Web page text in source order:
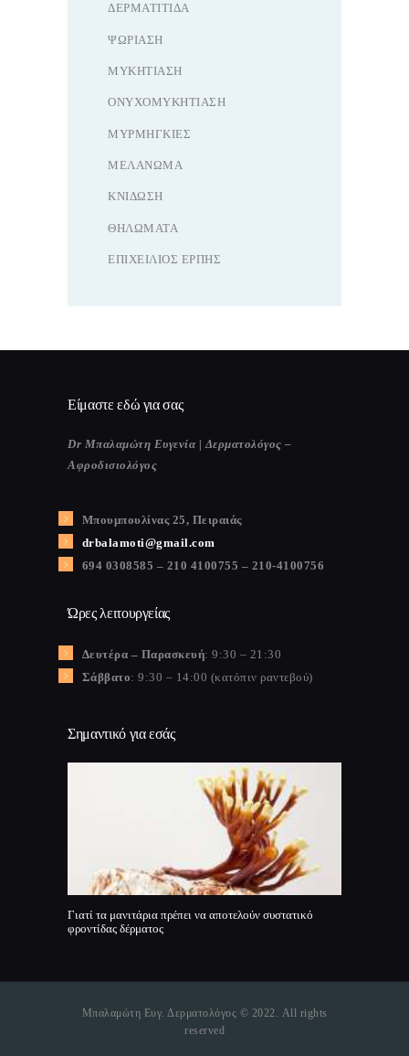
ΔΕΡΜΑΤΊΤΙΔΑ
ΨΩΡΊΑΣΗ
ΜΥΚΗΤΊΑΣΗ
ΟΝΥΧΟΜΥΚΗΤΊΑΣΗ
ΜΥΡΜΗΓΚΙΈΣ
ΜΕΛΆΝΩΜΑ
ΚΝΊΔΩΣΗ
ΘΗΛΏΜΑΤΑ
ΕΠΙΧΕΊΛΙΟΣ ΈΡΠΗΣ
Είμαστε εδώ για σας
Dr Μπαλαμώτη Ευγενία | Δερματολόγος –
Αφροδισιολόγος
Μπουμπουλίνας 25, Πειραιάς
drbalamoti@gmail.com
694 0308585 – 210 4100755 – 210-4100756
Ώρες λειτουργείας
Δευτέρα – Παρασκευή: 9:30 – 21:30
Σάββατο: 9:30 – 14:00 (κατόπιν ραντεβού)
Σημαντικό για εσάς
Γιατί τα μανιτάρια πρέπει να αποτελούν συστατικό
φροντίδας δέρματος
Μπαλαμώτη Ευγ. Δερματολόγος © 2022. All rights
reserved